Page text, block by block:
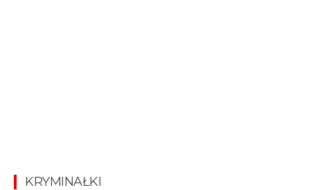
KRYMINAŁKI